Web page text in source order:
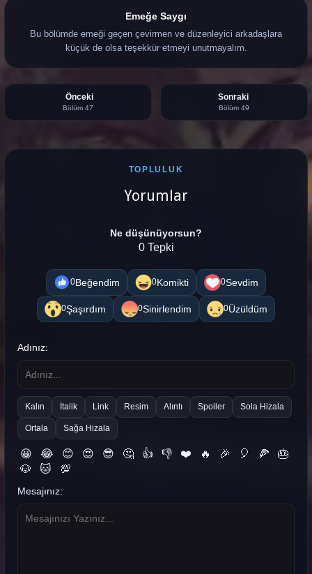
Emeğe Saygı
Bu bölümde emeği geçen çevirmen ve düzenleyici arkadaşlara
küçük de olsa teşekkür etmeyi unutmayalım.
Önceki
Bölüm 47
Sonraki
Bölüm 49
TOPLULUK
Yorumlar
Ne düşünüyorsun?
0 Tepki
0Beğendim 0Komikti 0Sevdim
0Şaşırdım 0Sinirlendim 0Üzüldüm
Adınız:
Kalın İtalik Link Resim Alıntı Spoiler Sola Hizala
Ortala Sağa Hizala
😀 😂 😊 😍 😎 🤔 👍 👎 ❤️ 🔥 🎉 🎈 🍕
🎂
🐶
🐱 💯
Mesajınız: